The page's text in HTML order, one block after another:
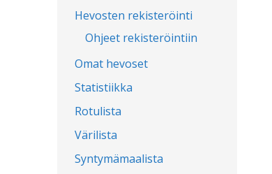
Hevosten rekisteröinti
Ohjeet rekisteröintiin
Omat hevoset
Statistiikka
Rotulista
Värilista
Syntymämaalista